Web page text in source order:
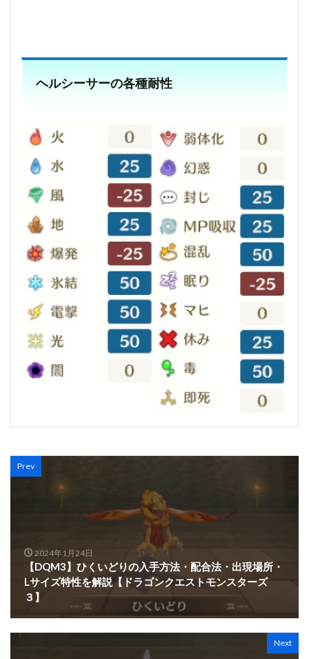
ヘルシーサーの各種耐性
Prev
2024年1月24日
【DQM3】ひくいどりの入手方法・配合法・出現場所・
Lサイズ特性を解説【ドラゴンクエストモンスターズ
３】
Next